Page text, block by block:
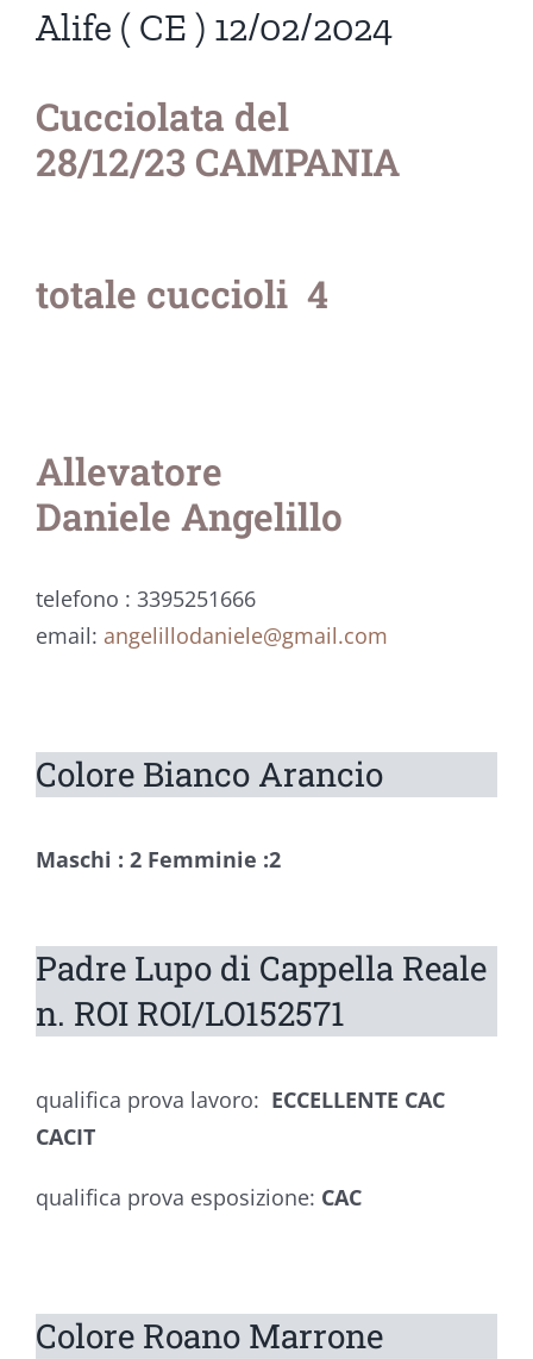
Alife ( CE ) 12/02/2024
Cucciolata del
28/12/23 CAMPANIA
totale cuccioli 4
Allevatore
Daniele Angelillo
telefono : 3395251666
email: angelillodaniele@gmail.com
Colore Bianco Arancio
Maschi : 2 Femminie :2
Padre Lupo di Cappella Reale
n. ROI ROI/LO152571
qualifica prova lavoro: ECCELLENTE CAC
CACIT
qualifica prova esposizione: CAC
Colore Roano Marrone